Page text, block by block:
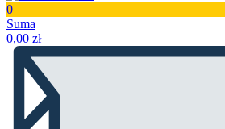
0
Suma
0,00 zł